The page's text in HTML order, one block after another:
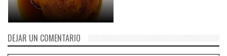
DEJAR UN COMENTARIO